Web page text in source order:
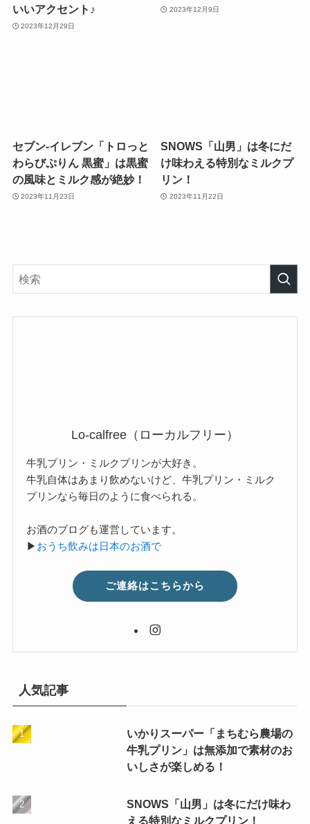
いいアクセント♪
2023年12月29日
2023年12月9日
セブン-イレブン「トロっと
わらびぷりん 黒蜜」は黒蜜
の風味とミルク感が絶妙！
2023年11月23日
SNOWS「山男」は冬にだ
け味わえる特別なミルクプ
リン！
2023年11月22日
Lo-calfree（ローカルフリー）
牛乳プリン・ミルクプリンが大好き。
牛乳自体はあまり飲めないけど、牛乳プリン・ミルク
プリンなら毎日のように食べられる。
お酒のブログも運営しています。
▶ おうち飲みは日本のお酒で
ご連絡はこちらから
人気記事
いかりスーパー「まちむら農場の
牛乳プリン」は無添加で素材のお
いしさが楽しめる！
SNOWS「山男」は冬にだけ味わ
える特別なミルクプリン！